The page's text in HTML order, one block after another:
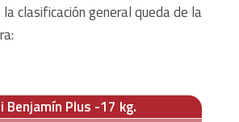
clasificación general queda de la
Benjamín Plus -17 kg.